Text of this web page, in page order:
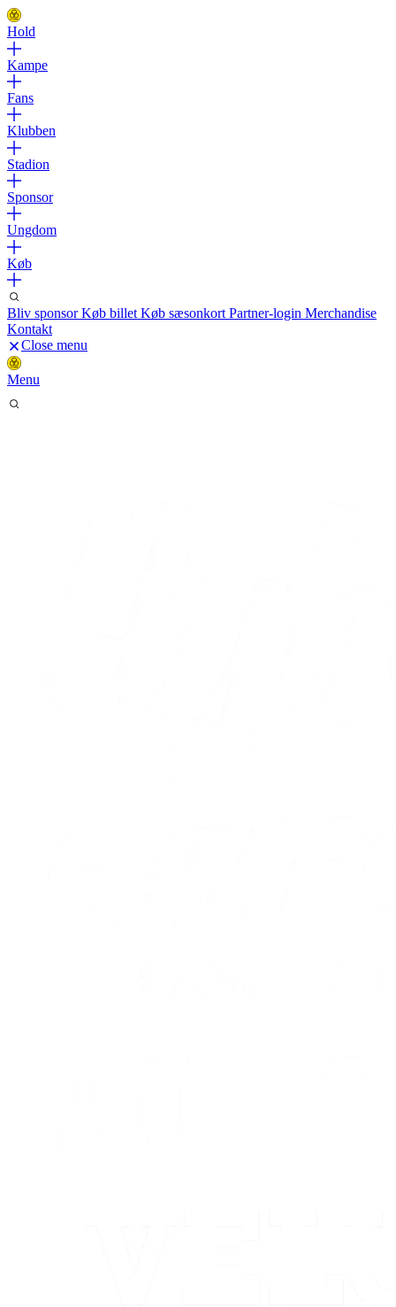
Hold
Kampe
Fans
Klubben
Stadion
Sponsor
Ungdom
Køb
Bliv sponsorKøb billet Køb sæsonkort Partner-login Merchandise
Kontakt
Close menu
Menu